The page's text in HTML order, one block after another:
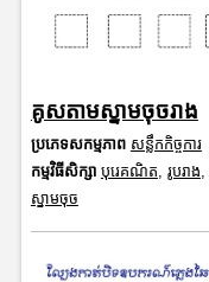
គូសតាមស្នាមចុចរាង
ប្រភេទសកម្មភាព សន្លឹកកិច្ចការ
កម្មវិធីសិក្សា បុរេគណិត, រូបរាង,
ស្នាមចុច